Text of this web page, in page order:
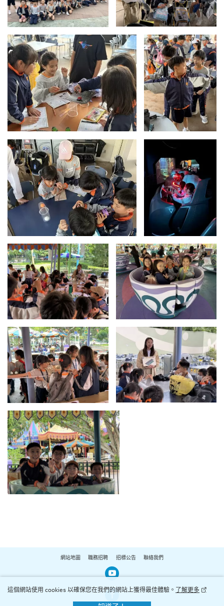
網站地圖 職務招聘 招標公告 聯絡我們
Our Youtube Channel
這個網站使用 cookies 以確保您在我們的網站上獲得最佳體驗。 了解更多